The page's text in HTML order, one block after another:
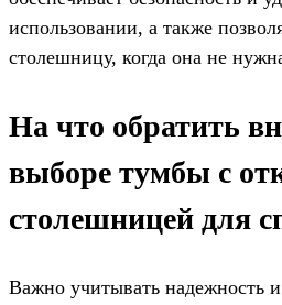
использовании, а также
столешницу, когда она не
На что обратить
выборе тумбы с
столешницей для
Важно учитывать надежность